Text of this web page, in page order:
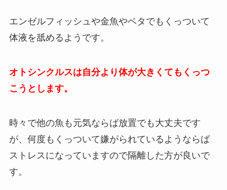
エンゼルフィッシュや金魚やベタでもくっついて
体液を舐めるようです。
オトシンクルスは自分より体が大きくてもくっつ
こうとします。
時々で他の魚も元気ならば放置でも大丈夫です
が、何度もくっついて嫌がられているようならば
ストレスになっていますので隔離した方が良いで
す。